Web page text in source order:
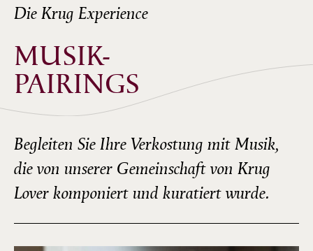
Die Krug Experience
MUSIK-
PAIRINGS
Begleiten Sie Ihre Verkostung mit Musik,
die von unserer Gemeinschaft von Krug
Lover komponiert und kuratiert wurde.